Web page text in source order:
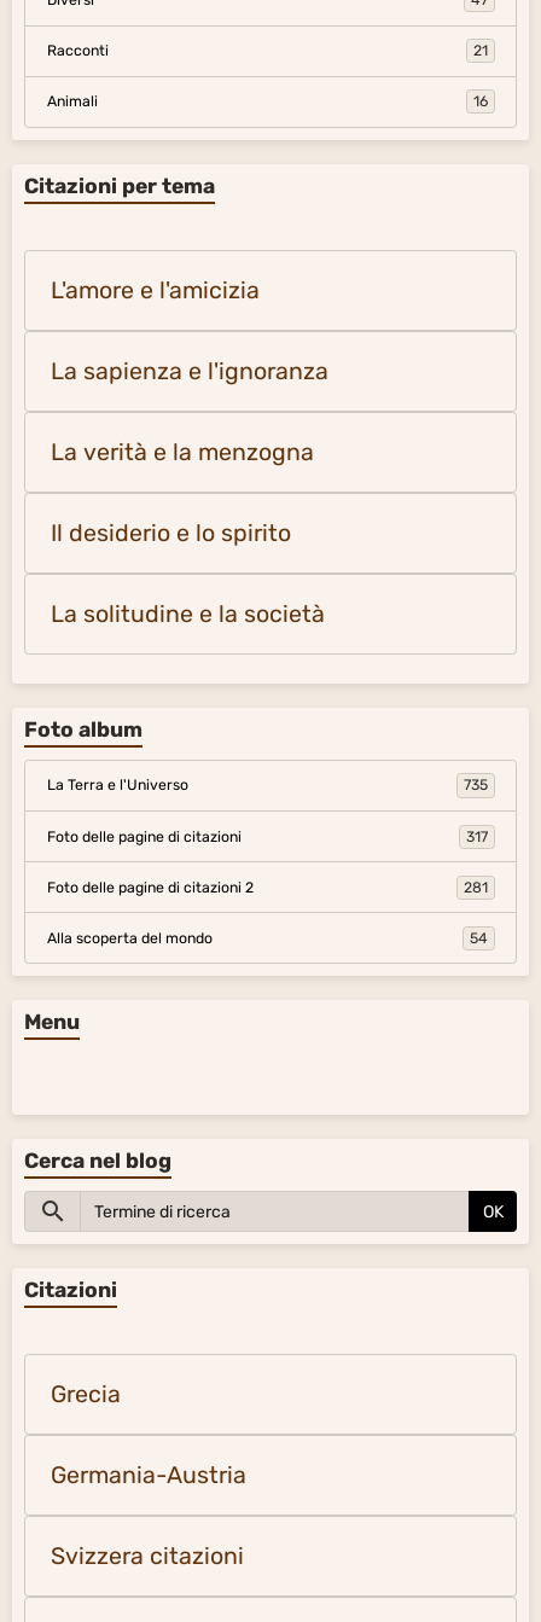
Racconti 21
Animali 16
Citazioni per tema
L'amore e l'amicizia
La sapienza e l'ignoranza
La verità e la menzogna
Il desiderio e lo spirito
La solitudine e la società
Foto album
La Terra e l'Universo 735
Foto delle pagine di citazioni 317
Foto delle pagine di citazioni 2 281
Alla scoperta del mondo 54
Menu
Cerca nel blog
OK
Citazioni
Grecia
Germania-Austria
Svizzera citazioni